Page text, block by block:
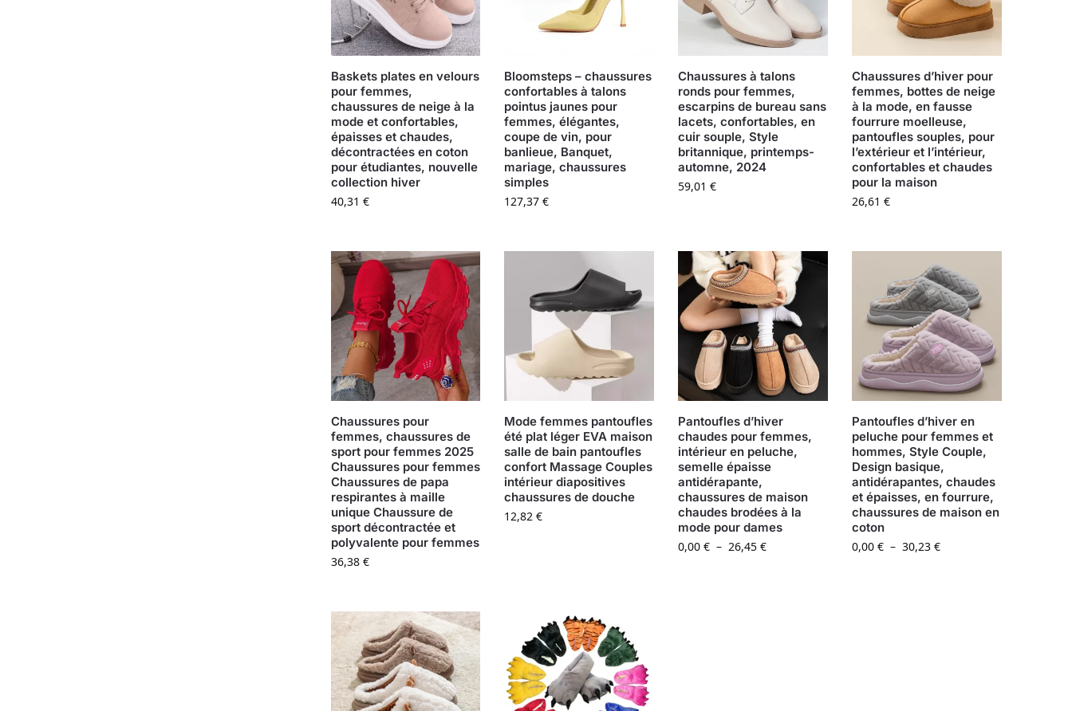
Baskets plates en velours
pour femmes,
chaussures de neige à la
mode et confortables,
épaisses et chaudes,
décontractées en coton
pour étudiantes, nouvelle
collection hiver
40,31 €
Bloomsteps – chaussures
confortables à talons
pointus jaunes pour
femmes, élégantes,
coupe de vin, pour
banlieue, Banquet,
mariage, chaussures
simples
127,37€
Chaussures à talons
ronds pour femmes,
escarpins de bureau sans
lacets, confortables, en
cuir souple, Style
britannique, printemps-
automne, 2024
59,01€
Chaussures d’hiver pour
femmes, bottes de neige
à la mode, en fausse
fourrure moelleuse,
pantoufles souples, pour
l’extérieur et l’intérieur,
confortables et chaudes
pour la maison
26,61€
Chaussures pour
femmes, chaussures de
sport pour femmes 2025
Chaussures pour femmes
Chaussures de papa
respirantes à maille
unique Chaussure de
sport décontractée et
polyvalente pour femmes
36,38 €
Mode femmes pantoufles
été plat léger EVA maison
salle de bain pantoufles
confort Massage Couples
intérieur diapositives
chaussures de douche
12,82€
Pantoufles d’hiver
chaudes pour femmes,
intérieur en peluche,
semelle épaisse
antidérapante,
chaussures de maison
chaudes brodées à la
mode pour dames
0,00€ – 26,45€
Pantoufles d’hiver en
peluche pour femmes et
hommes, Style Couple,
Design basique,
antidérapantes, chaudes
et épaisses, en fourrure,
chaussures de maison en
coton
0,00€ – 30,23€